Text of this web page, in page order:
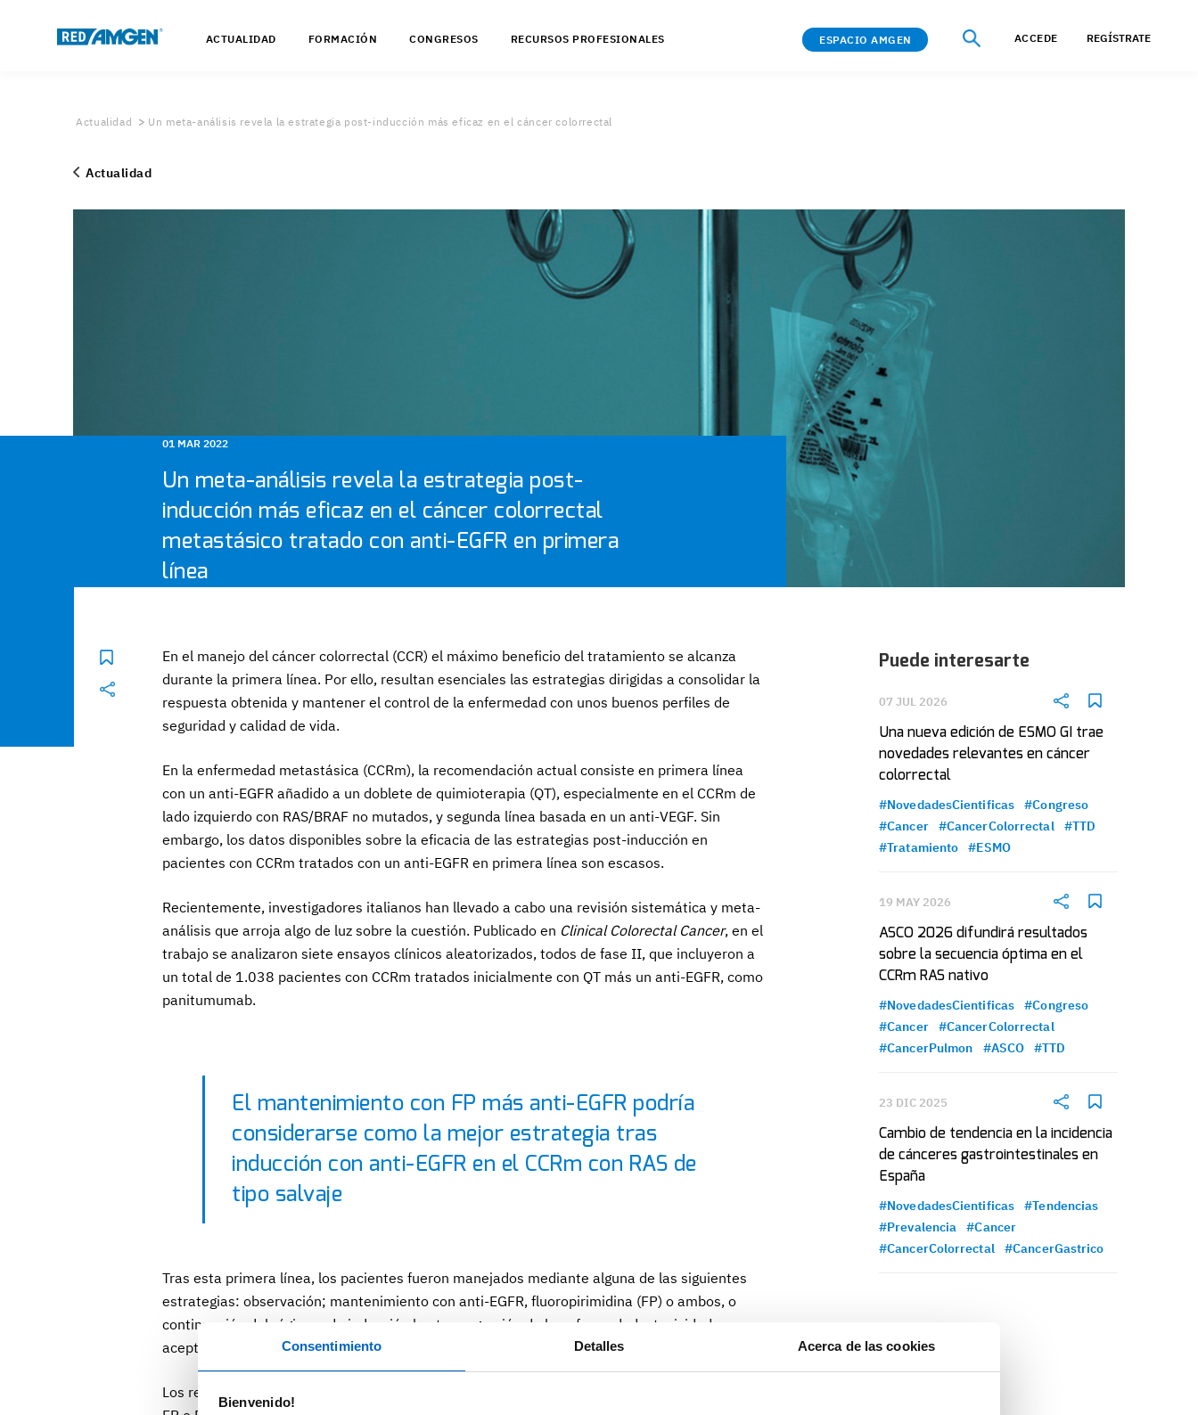
Consentimiento Detalles Acerca de las cookies
Bienvenido!
ACTUALIDAD FORMACIÓN CONGRESOS RECURSOS PROFESIONALES ESPACIO AMGEN ACCEDE REGÍSTRATE
Actualidad Un meta-análisis revela la estrategia post-inducción más eficaz en el cáncer colorrectal
Actualidad
01 MAR 2022
Un meta-análisis revela la estrategia post-
inducción más eficaz en el cáncer colorrectal
metastásico tratado con anti-EGFR en primera
línea
En el manejo del cáncer colorrectal (CCR) el máximo beneficio del tratamiento se alcanza
durante la primera línea. Por ello, resultan esenciales las estrategias dirigidas a consolidar la
respuesta obtenida y mantener el control de la enfermedad con unos buenos perfiles de
seguridad y calidad de vida.
En la enfermedad metastásica (CCRm), la recomendación actual consiste en primera línea
con un anti-EGFR añadido a un doblete de quimioterapia (QT), especialmente en el CCRm de
lado izquierdo con RAS/BRAF no mutados, y segunda línea basada en un anti-VEGF. Sin
embargo, los datos disponibles sobre la eficacia de las estrategias post-inducción en
pacientes con CCRm tratados con un anti-EGFR en primera línea son escasos.
Recientemente, investigadores italianos han llevado a cabo una revisión sistemática y meta-
análisis que arroja algo de luz sobre la cuestión. Publicado en Clinical Colorectal Cancer, en el
trabajo se analizaron siete ensayos clínicos aleatorizados, todos de fase II, que incluyeron a
un total de 1.038 pacientes con CCRm tratados inicialmente con QT más un anti-EGFR, como
panitumumab.
El mantenimiento con FP más anti-EGFR podría
considerarse como la mejor estrategia tras
inducción con anti-EGFR en el CCRm con RAS de
tipo salvaje
Tras esta primera línea, los pacientes fueron manejados mediante alguna de las siguientes
estrategias: observación; mantenimiento con anti-EGFR, fluoropirimidina (FP) o ambos, o
continuación del régimen de inducción hasta progresión de la enfermedad o toxicidad no
aceptable.
Los resultados revelan que, en comparación con la observación o el mantenimiento con solo
Puede interesarte
07 JUL 2026
Una nueva edición de ESMO GI trae
novedades relevantes en cáncer
colorrectal
#NovedadesCientificas
#Congreso
#Cancer
#CancerColorrectal
#TTD
#Tratamiento
#ESMO
19 MAY 2026
ASCO 2026 difundirá resultados
sobre la secuencia óptima en el
CCRm RAS nativo
#NovedadesCientificas
#Congreso
#Cancer
#CancerColorrectal
#CancerPulmon
#ASCO #TTD
23 DIC 2025
Cambio de tendencia en la incidencia
de cánceres gastrointestinales en
España
#NovedadesCientificas
#Tendencias
#Prevalencia
#Cancer
#CancerColorrectal
#CancerGastrico